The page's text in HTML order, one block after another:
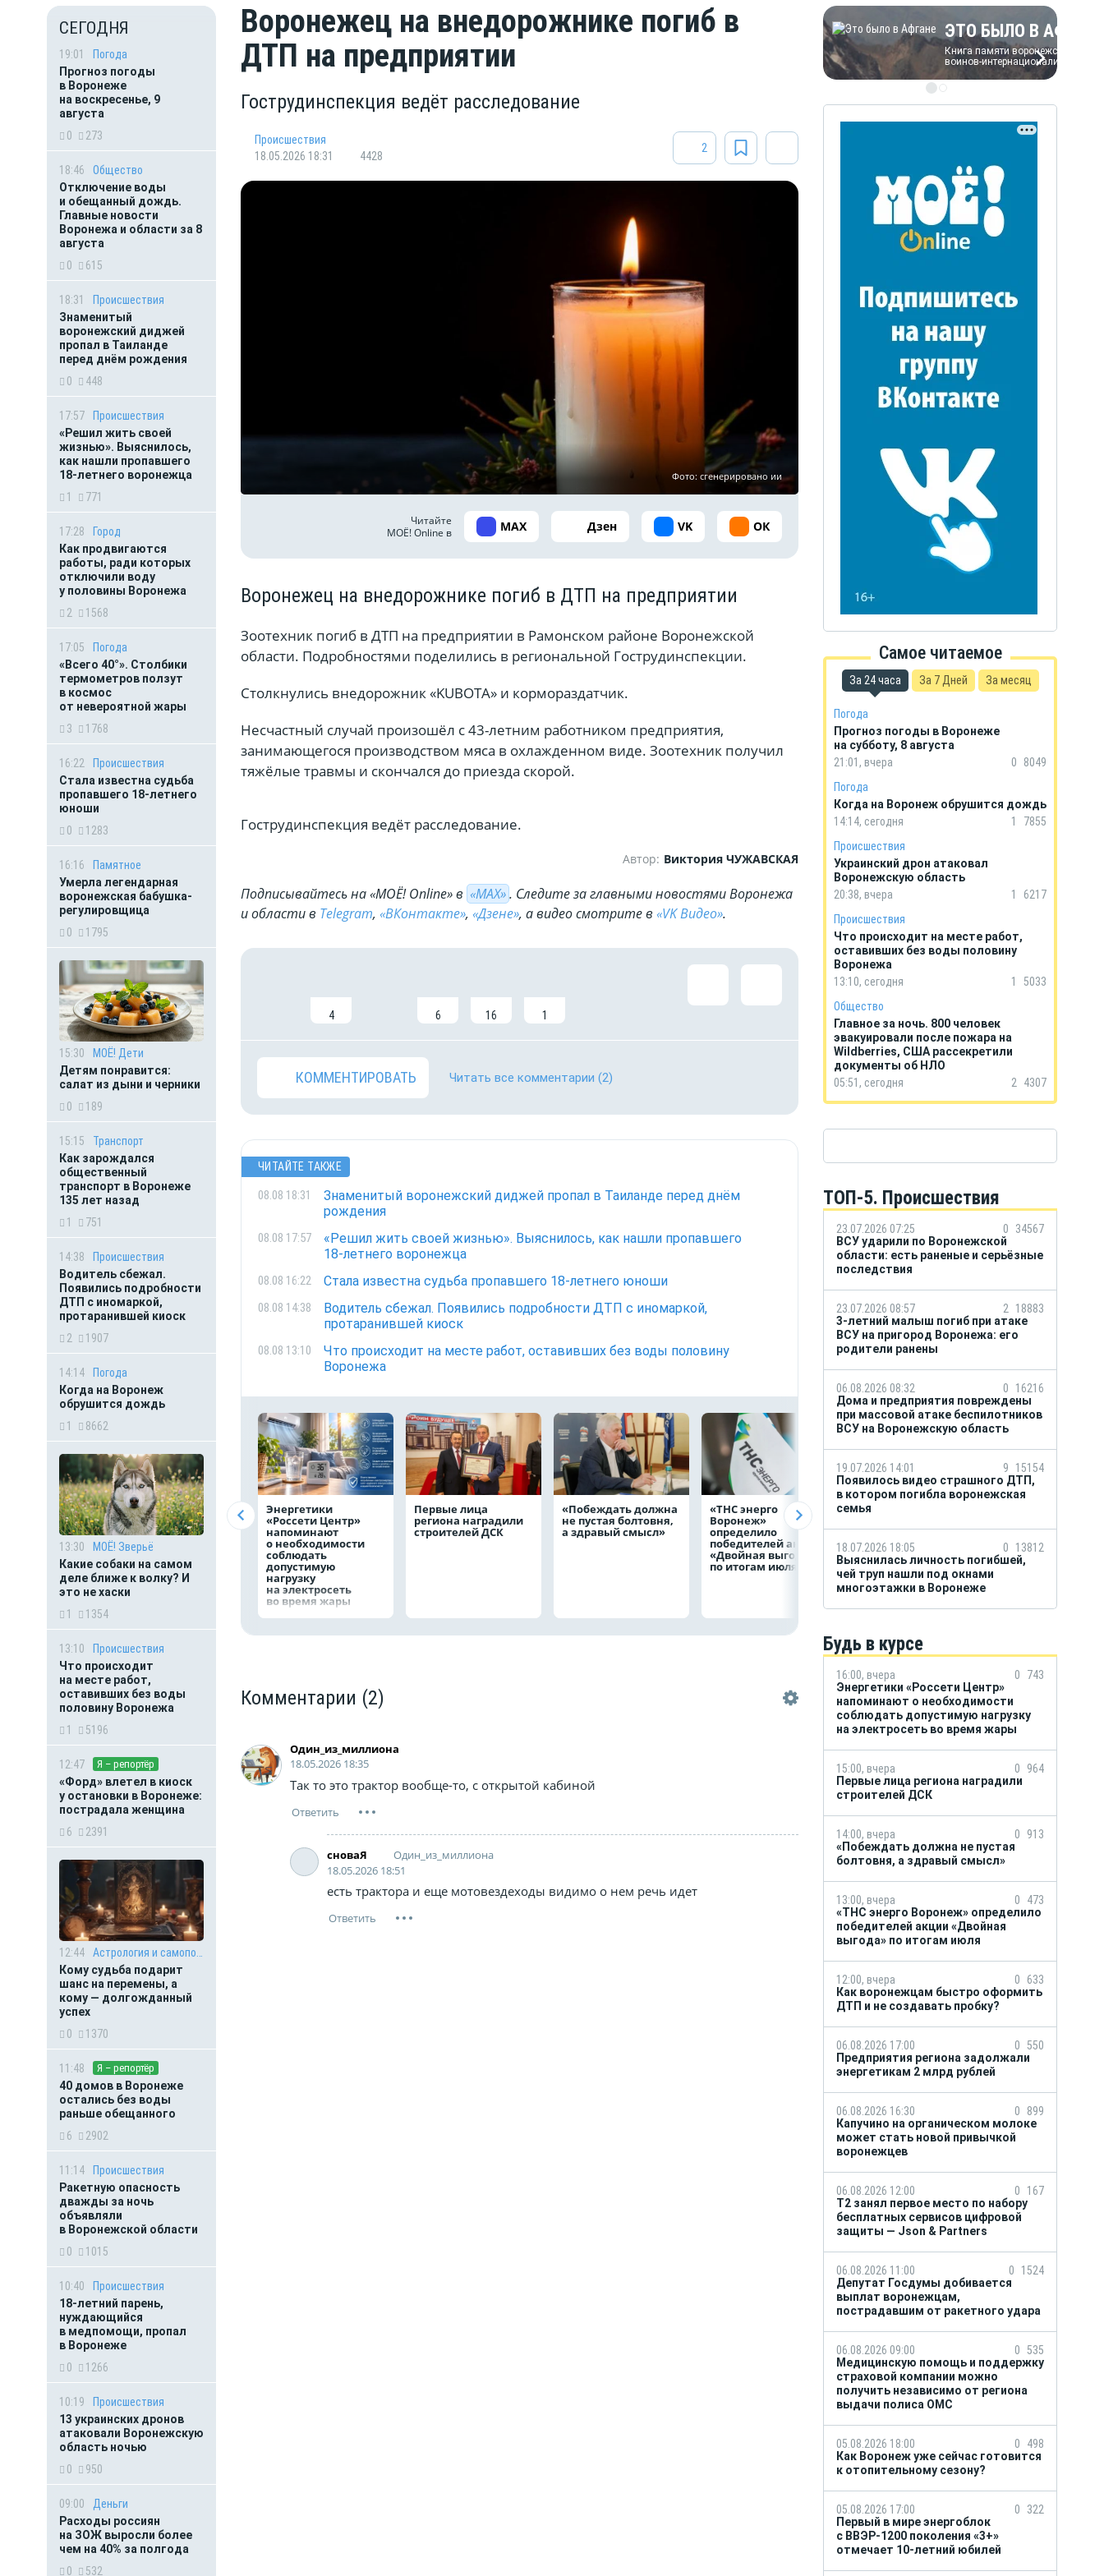
СЕГОДНЯ
19:01
Погода
Прогноз погоды
в Воронеже
на воскресенье, 9
августа
0
273
18:46
Общество
Отключение воды
и обещанный дождь.
Главные новости
Воронежа и области за 8
августа
0
615
18:31
Происшествия
Знаменитый
воронежский диджей
пропал в Таиланде
перед днём рождения
0
448
17:57
Происшествия
«Решил жить своей
жизнью». Выяснилось,
как нашли пропавшего
18-летнего воронежца
1
771
17:28
Город
Как продвигаются
работы, ради которых
отключили воду
у половины Воронежа
2
1568
17:05
Погода
«Всего 40°». Столбики
термометров ползут
в космос
от невероятной жары
3
1768
16:22
Происшествия
Стала известна судьба
пропавшего 18-летнего
юноши
0
1283
16:16
Памятное
Умерла легендарная
воронежская бабушка-
регулировщица
0
1795
15:30
МОЁ! Дети
Детям понравится:
салат из дыни и черники
0
189
15:15
Транспорт
Как зарождался
общественный
транспорт в Воронеже
135 лет назад
1
751
14:38
Происшествия
Водитель сбежал.
Появились подробности
ДТП с иномаркой,
протаранившей киоск
2
1907
14:14
Погода
Когда на Воронеж
обрушится дождь
1
8662
13:30
МОЁ! Зверьё
Какие собаки на самом
деле ближе к волку? И
это не хаски
1
1354
13:10
Происшествия
Что происходит
на месте работ,
оставивших без воды
половину Воронежа
1
5196
12:47 Я – репортёр
«Форд» влетел в киоск
у остановки в Воронеже:
пострадала женщина
6
2391
12:44
Кому судьба подарит
шанс на перемены, а
кому — долгожданный
успех
0
1370
11:48 Я – репортёр
40 домов в Воронеже
остались без воды
раньше обещанного
6
2902
11:14
Происшествия
Ракетную опасность
дважды за ночь
объявляли
в Воронежской области
0
1015
10:40
Происшествия
18-летний парень,
нуждающийся
в медпомощи, пропал
в Воронеже
0
1266
10:19
Происшествия
13 украинских дронов
атаковали Воронежскую
область ночью
0
950
09:00
Деньги
Расходы россиян
на ЗОЖ выросли более
чем на 40% за полгода
0
532
Воронежец на внедорожнике погиб в
ДТП на предприятии
Гострудинспекция ведёт расследование
Происшествия
18.05.2026 18:31
4428
2
Фото: сгенерировано ии
Читайте
МОЁ! Online в
MAX Дзен VK ОК
Воронежец на внедорожнике погиб в ДТП на предприятии
Зоотехник погиб в ДТП на предприятии в Рамонском районе Воронежской
области. Подробностями поделились в региональной Гострудинспекции.
Столкнулись внедорожник «KUBOTA» и кормораздатчик.
Несчастный случай произошёл с 43-летним работником предприятия,
занимающегося производством мяса в охлажденном виде. Зоотехник получил
тяжёлые травмы и скончался до приезда скорой.
Гострудинспекция ведёт расследование.
Автор: Виктория ЧУЖАВСКАЯ
Подписывайтесь на «МОЁ! Online» в «МАХ». Cледите за главными новостями Воронежа
и области в Telegram, «ВКонтакте», «Дзене», а видео смотрите в «VK Видео».
4 6 16 1
КОММЕНТИРОВАТЬ Читать все комментарии (2)
ЧИТАЙТЕ ТАКЖЕ
08.08 18:31
Знаменитый воронежский диджей пропал в Таиланде перед днём
рождения
08.08 17:57
«Решил жить своей жизнью». Выяснилось, как нашли пропавшего
18-летнего воронежца
08.08 16:22 Стала известна судьба пропавшего 18-летнего юноши
08.08 14:38
Водитель сбежал. Появились подробности ДТП с иномаркой,
протаранившей киоск
08.08 13:10
Что происходит на месте работ, оставивших без воды половину
Воронежа
Энергетики
«Россети Центр»
напоминают
о необходимости
соблюдать
допустимую
нагрузку
на электросеть
во время жары
Первые лица
региона наградили
строителей ДСК
«Побеждать должна
не пустая болтовня,
а здравый смысл»
«ТНС энерго
Воронеж»
определило
победителей акции
«Двойная выгода»
по итогам июля
Как воронежцам
ДТП и не создавать
пробку?
энергетикам 2
рублей
Комментарии (2)
Один_из_миллиона
18.05.2026 18:35
Так то это трактор вообще-то, с открытой кабиной
сноваЯ
Один_из_миллиона
18.05.2026 18:51
есть трактора и еще мотовездеходы видимо о нем речь идет
ЭТО БЫЛО В
Книга памяти воронежских
воинов-интернационалистов
ЭТО БЫЛО В
Книга памяти воронежских
воинов-интернационалистов
Самое читаемое
За 24 часа За 7 Дней За месяц
Погода
Прогноз погоды в Воронеже
на субботу, 8 августа
21:01, вчера
0
8049
Погода
Когда на Воронеж обрушится дождь
14:14, сегодня
1
7855
Происшествия
Украинский дрон атаковал
Воронежскую область
20:38, вчера
1
6217
Происшествия
Что происходит на месте работ,
оставивших без воды половину
Воронежа
13:10, сегодня
1
5033
Общество
Главное за ночь. 800 человек
эвакуировали после пожара на
Wildberries, США рассекретили
документы об НЛО
05:51, сегодня
2 4307
ТОП-5. Происшествия
23.07.2026 07:25 0
34567
ВСУ ударили по Воронежской
области: есть раненые и серьёзные
последствия
23.07.2026 08:57 2
18883
3-летний малыш погиб при атаке
ВСУ на пригород Воронежа: его
родители ранены
06.08.2026 08:32 0
16216
Дома и предприятия повреждены
при массовой атаке беспилотников
ВСУ на Воронежскую область
19.07.2026 14:01 9
15154
Появилось видео страшного ДТП,
в котором погибла воронежская
семья
18.07.2026 18:05 0
13812
Выяснилась личность погибшей,
чей труп нашли под окнами
многоэтажки в Воронеже
Будь в курсе
16:00, вчера 0
743
Энергетики «Россети Центр»
напоминают о необходимости
соблюдать допустимую нагрузку
на электросеть во время жары
15:00, вчера 0
964
Первые лица региона наградили
строителей ДСК
14:00, вчера 0
913
«Побеждать должна не пустая
болтовня, а здравый смысл»
13:00, вчера 0
473
«ТНС энерго Воронеж» определило
победителей акции «Двойная
выгода» по итогам июля
12:00, вчера 0
633
Как воронежцам быстро оформить
ДТП и не создавать пробку?
06.08.2026 17:00 0 550
Предприятия региона задолжали
энергетикам 2 млрд рублей
06.08.2026 16:30 0
899
Капучино на органическом молоке
может стать новой привычкой
воронежцев
06.08.2026 12:00 0
167
Т2 занял первое место по набору
бесплатных сервисов цифровой
защиты — Json & Partners
06.08.2026 11:00 0
1524
Депутат Госдумы добивается
выплат воронежцам,
пострадавшим от ракетного удара
06.08.2026 09:00 0 535
Медицинскую помощь и поддержку
страховой компании можно
получить независимо от региона
выдачи полиса ОМС
05.08.2026 18:00 0
498
Как Воронеж уже сейчас готовится
к отопительному сезону?
05.08.2026 17:00 0
322
Первый в мире энергоблок
с ВВЭР-1200 поколения «3+»
отмечает 10-летний юбилей